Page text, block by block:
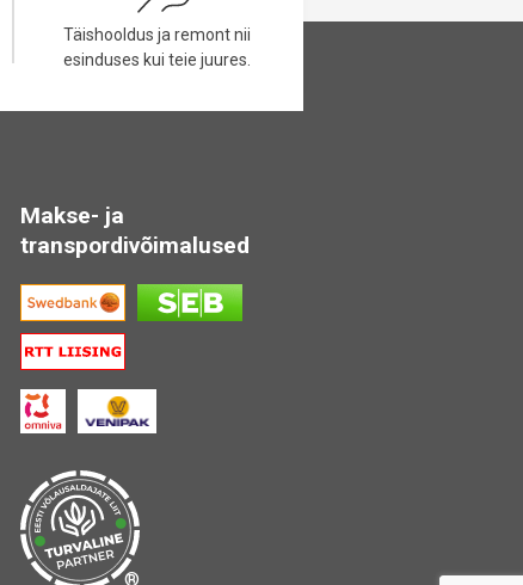
Täishooldus ja remont nii
esinduses kui teie juures.
Makse- ja
transpordivõimalused
®